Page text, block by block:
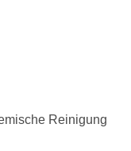
Reinigung